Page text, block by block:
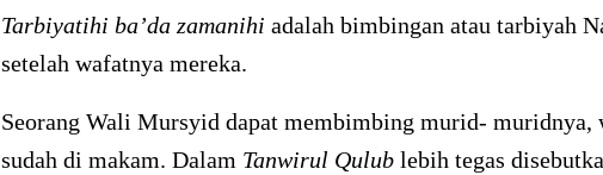
Tarbiyatihi ba’da zamanihi adalah bimbingan atau tarbiyah
setelah wafatnya mereka.
Seorang Wali Mursyid dapat membimbing murid- muridnya,
sudah di makam. Dalam Tanwirul Qulub lebih tegas